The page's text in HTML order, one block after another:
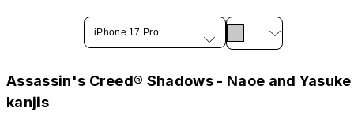
iPhone 17 Pro
Assassin's Creed® Shadows - Naoe and Yasuke
kanjis